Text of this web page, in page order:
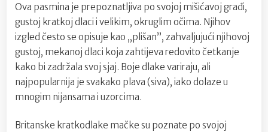
Ova pasmina je prepoznatljiva po svojoj mišićavoj građi,
gustoj kratkoj dlaci i velikim, okruglim očima. Njihov
izgled često se opisuje kao „plišan”, zahvaljujući njihovoj
gustoj, mekanoj dlaci koja zahtijeva redovito četkanje
kako bi zadržala svoj sjaj. Boje dlake variraju, ali
najpopularnija je svakako plava (siva), iako dolaze u
mnogim nijansama i uzorcima.
Britanske kratkodlake mačke su poznate po svojoj